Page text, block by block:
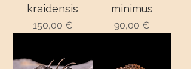
kraidensis
Precio
150,00 €
minimus
Precio
90,00 €